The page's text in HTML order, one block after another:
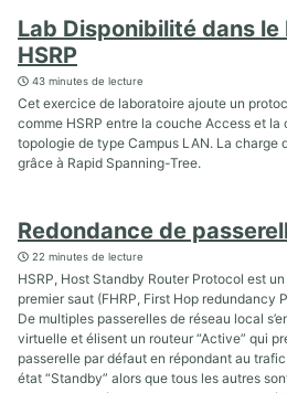
Lab Disponibilité dans le
HSRP
43 minutes de lecture
Cet exercice de laboratoire ajoute un
comme HSRP entre la couche Access et la
topologie de type Campus LAN. La charge
grâce à Rapid Spanning-Tree.
Redondance de
22 minutes de lecture
HSRP, Host Standby Router Protocol est
premier saut (FHRP, First Hop redundancy
De multiples passerelles de réseau local
virtuelle et élisent un routeur “Active” qui
passerelle par défaut en répondant au
état “Standby” alors que tous les autres